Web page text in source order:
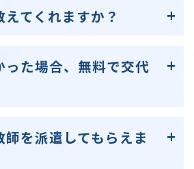
てくれますか？
った場合、無料で交代
を派遣してもらえま